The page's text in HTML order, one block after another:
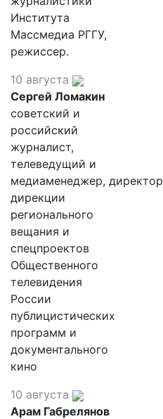
Института
Массмедиа РГГУ,
режиссер.
10 августа
Сергей Ломакин
советский и
российский
журналист,
телеведущий и
медиаменеджер, директор
дирекции
регионального
вещания и
спецпроектов
Общественного
телевидения
России
публицистических
программ и
документального
кино
10 августа
Арам Габрелянов